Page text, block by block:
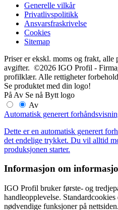
Generelle vilkår
Privatlivspolitikk
Ansvarsfraskrivelse
Cookies
Sitemap
Priser er ekskl. moms og frakt,
avgifter. ©2026 IGO Profil -
profilklær. Alle rettigheter
Se produktet med din logo!
På Av Se nå Bytt logo
Av
Automatisk generert
Dette er en automatisk generert
det endelige trykket. Du vil alltid
produksjonen starter.
Informasjon om
IGO Profil bruker første- og
handleopplevelse.
nødvendige funksjoner på nettsiden.